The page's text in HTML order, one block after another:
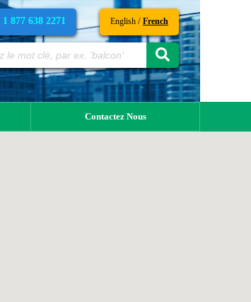
1 877 638 2271 English / French
Contactez Nous